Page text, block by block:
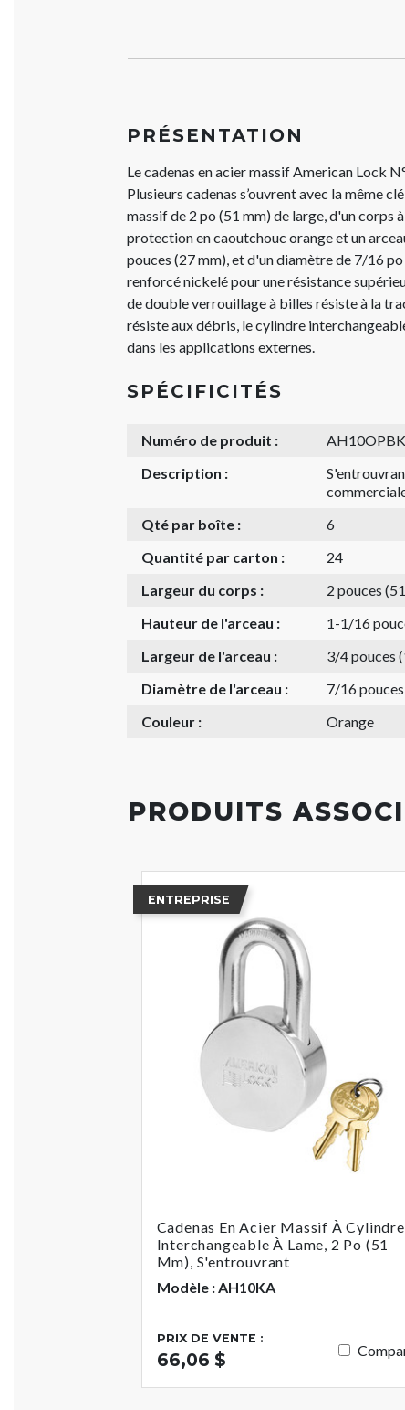
PRÉSENTATION
Le cadenas en acier massif American Lock
Plusieurs cadenas s’ouvrent avec la même
massif de 2 po (51 mm) de large, d'un corps
protection en caoutchouc orange et un
pouces (27 mm), et d'un diamètre de 7/16
renforcé nickelé pour une résistance
de double verrouillage à billes résiste à la
résiste aux débris, le cylindre
dans les applications externes.
SPÉCIFICITÉS
Numéro de produit :
Description :
Qté par boîte :
6
Quantité par carton :
24
Largeur du corps :
2 pouces
Hauteur de l'arceau :
1-1/16
Largeur de l'arceau :
3/4 pouces
Diamètre de l'arceau :
7/16
Couleur :
Orange
PRODUITS
ENTREPRISE
Cadenas En Acier Massif À Cylindre
Interchangeable À Lame, 2 Po (51
Mm), S'entrouvrant
Modèle : AH10KA
PRIX DE VENTE :
66,06 $